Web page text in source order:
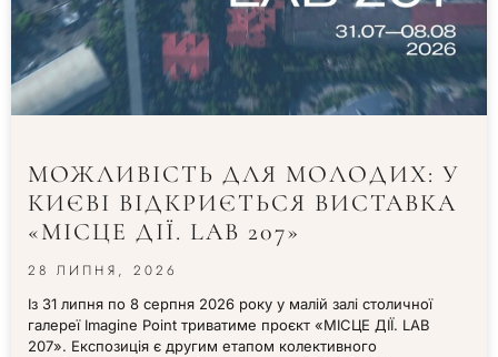
МОЖЛИВІСТЬ ДЛЯ МОЛОДИХ: У
КИЄВІ ВІДКРИЄТЬСЯ ВИСТАВКА
«МІСЦЕ ДІЇ. LAB 207»
28 ЛИПНЯ, 2026
Із 31 липня по 8 серпня 2026 року у малій залі столичної
галереї Imagine Point триватиме проєкт «МІСЦЕ ДІЇ. LAB
207». Експозиція є другим етапом колективного